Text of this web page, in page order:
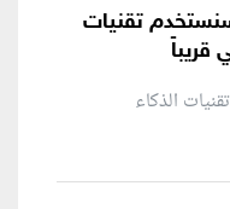
تقنيات
قريباً
الذكاء